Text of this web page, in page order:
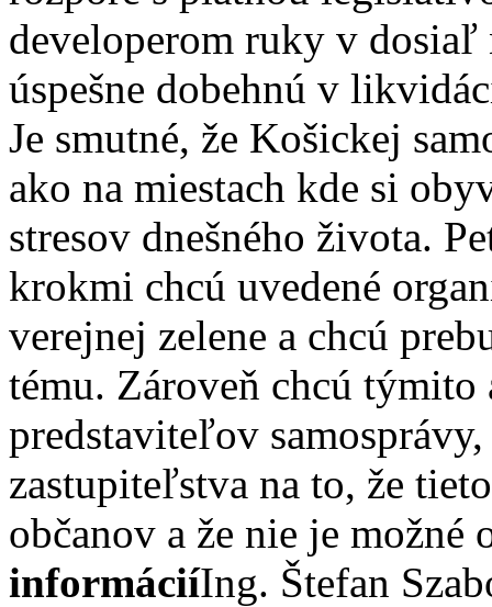
developerom ruky v dosiaľ
úspešne dobehnú v
Je smutné, že Košickej
ako na miestach kde si
stresov dnešného života.
krokmi chcú uvedené
verejnej zelene a chcú
tému. Zároveň chcú
predstaviteľov
zastupiteľstva na to, že
občanov a že nie je
informáciíIng. Štefan